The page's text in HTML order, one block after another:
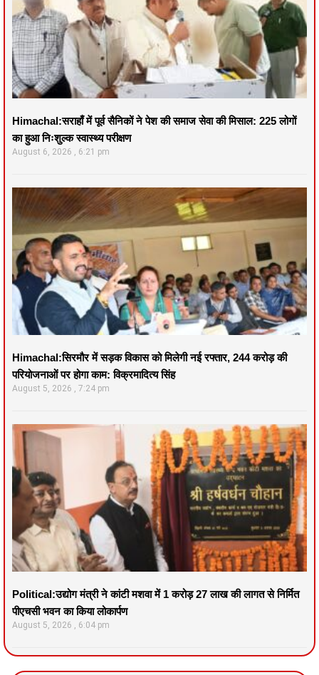
Himachal:सराहाँ में पूर्व सैनिकों ने पेश की समाज सेवा की मिसाल: 225 लोगों
का हुआ निःशुल्क स्वास्थ्य परीक्षण
August 6, 2026 6:21 pm
Himachal:सिरमौर में सड़क विकास को मिलेगी नई रफ्तार, 244 करोड़ की
परियोजनाओं पर होगा काम: विक्रमादित्य सिंह
August 5, 2026 7:24 pm
Political:उद्योग मंत्री ने कांटी मशवा में 1 करोड़ 27 लाख की लागत से निर्मित
पीएचसी भवन का किया लोकार्पण
August 5, 2026 6:04 pm